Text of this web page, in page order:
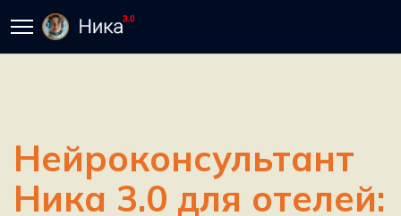
Нейроконсультант
Ника 3.0 для отелей: